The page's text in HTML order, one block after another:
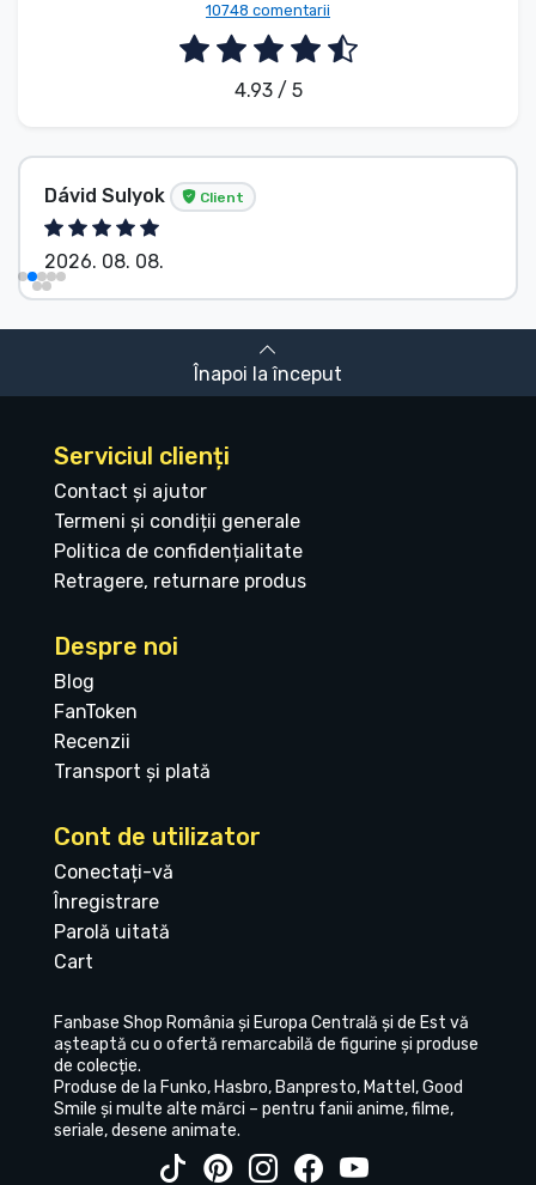
10748 comentarii
4.93 / 5
Dávid Sulyok Client
2026. 08. 08.
Înapoi la început
Serviciul clienți
Contact și ajutor
Termeni și condiții generale
Politica de confidențialitate
Retragere, returnare produs
Despre noi
Blog
FanToken
Recenzii
Transport și plată
Cont de utilizator
Conectați-vă
Înregistrare
Parolă uitată
Cart
Fanbase Shop România și Europa Centrală și de Est vă
așteaptă cu o ofertă remarcabilă de figurine și produse
de colecție.
Produse de la Funko, Hasbro, Banpresto, Mattel, Good
Smile și multe alte mărci – pentru fanii anime, filme,
seriale, desene animate.